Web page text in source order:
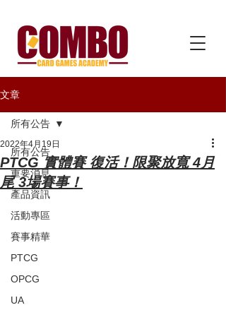
文章
所有公告
重要消息
產品資訊
活動專區
賽事精華
PTCG
OPCG
UA
所有公告
PTCG 實體賽 復活！限聚放寬 4月
尾 3場賽事！
2022年4月19日